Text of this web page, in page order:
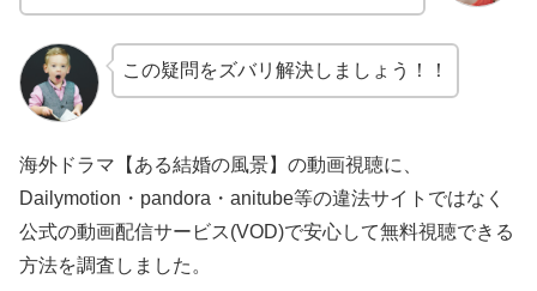
この疑問をズバリ解決しましょう！！
海外ドラマ【ある結婚の風景】の動画視聴に、
Dailymotion・pandora・anitube等の違法サイトではなく
公式の動画配信サービス(VOD)で安心して無料視聴できる
方法を調査しました。